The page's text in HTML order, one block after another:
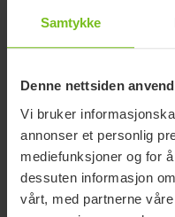
Samtykke
Denne nettsiden
Vi bruker
annonser et personlig
mediefunksjoner og for
dessuten informasjon
vårt, med partnerne
Bad og toalett
Brukervennlige bade-,